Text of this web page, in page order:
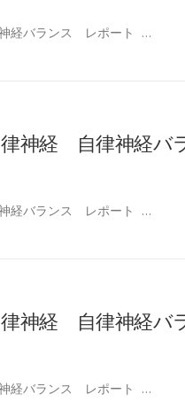
経バランス レポート …
神経 自律神経バ
経バランス レポート …
神経 自律神経バ
経バランス レポート …